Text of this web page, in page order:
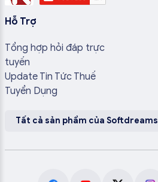
Hỗ Trợ
Tổng hợp hỏi đáp trực
tuyến
Update Tin Tức Thuế
Tuyển Dụng
Tất cả sản phẩm của Softdreams